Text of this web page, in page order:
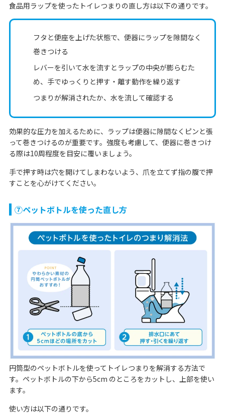
食品用ラップを使ったトイレつまりの直し方は以下の通りです。
フタと便座を上げた状態で、便器にラップを隙間なく
巻きつける
レバーを引いて水を流すとラップの中央が膨らむた
め、手でゆっくりと押す・離す動作を繰り返す
つまりが解消されたか、水を流して確認する
効果的な圧力を加えるために、ラップは便器に隙間なくピンと張
って巻きつけるのが重要です。強度も考慮して、便器に巻きつけ
る際は10周程度を目安に覆いましょう。
手で押す時は穴を開けてしまわないよう、爪を立てず指の腹で押
すことを心がけてください。
⑦ペットボトルを使った直し方
円筒型のペットボトルを使ってトイレつまりを解消する方法で
す。ペットボトルの下から5cm のところをカットし、上部を使い
ます。
使い方は以下の通りです。